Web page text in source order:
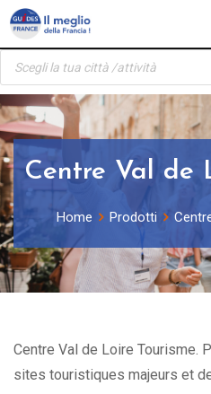
Pannello di gestione dei cookies
Skip
content
Ricerca
prodotti
Centre Val de
Home Prodotti
Centre Val de Loire Tourisme.
sites touristiques majeurs et